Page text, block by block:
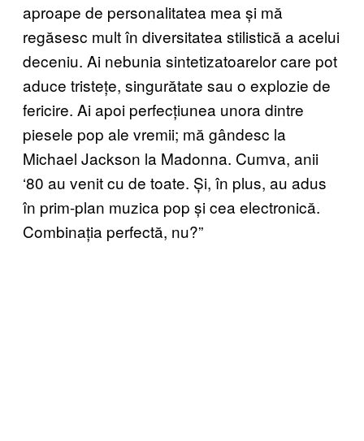
aproape de personalitatea mea și mă
regăsesc mult în diversitatea stilistică a acelui
deceniu. Ai nebunia sintetizatoarelor care pot
aduce tristețe, singurătate sau o explozie de
fericire. Ai apoi perfecțiunea unora dintre
piesele pop ale vremii; mă gândesc la
Michael Jackson la Madonna. Cumva, anii
‘80 au venit cu de toate. Și, în plus, au adus
în prim-plan muzica pop și cea electronică.
Combinația perfectă, nu?”